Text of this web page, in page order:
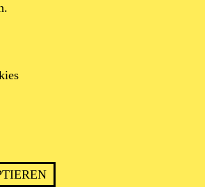
Turchetta
Spielzeit 2023/2024 erster